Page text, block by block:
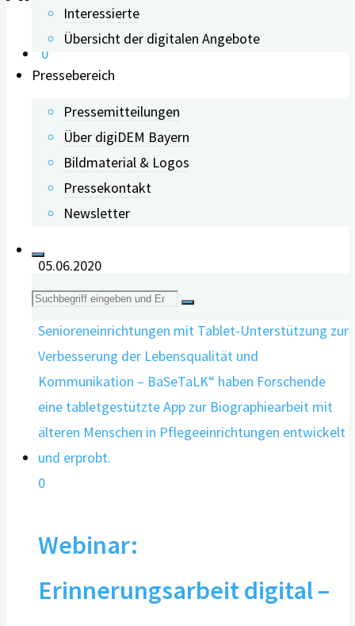
Interessierte
Übersicht der digitalen Angebote
Pressebereich
Pressemitteilungen
Über digiDEM Bayern
Bildmaterial & Logos
Pressekontakt
Newsletter
Suche
0
Webinar: Wie funktioniert
Personentracking? (z.B. bei
Demenz, Covid-19)
05.06.2020
0
Webinar:
Erinnerungsarbeit digital –